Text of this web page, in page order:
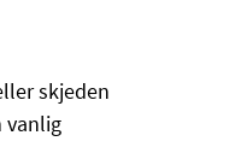
skjeden
vanlig